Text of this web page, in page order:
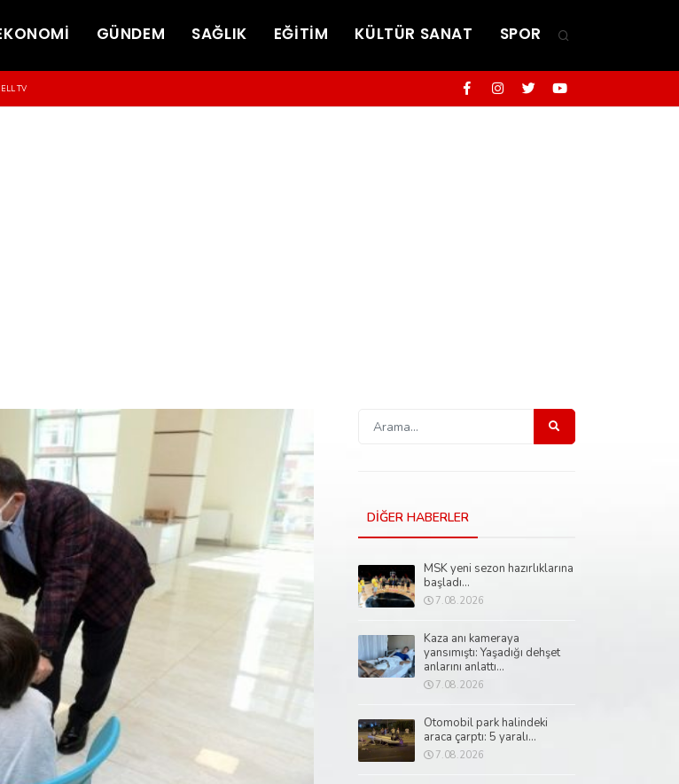
GÜNDEM SAĞLIK EĞİTİM KÜLTÜR SANAT SPOR
TV
DİĞER HABERLER
MSK yeni sezon hazırlıklarına
başladı...
7.08.2026
Kaza anı kameraya
yansımıştı: Yaşadığı dehşet
anlarını anlattı...
7.08.2026
Otomobil park halindeki
araca çarptı: 5 yaralı...
7.08.2026